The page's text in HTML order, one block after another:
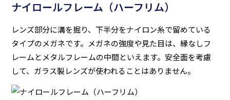
ナイロールフレーム（ハーフリム）
レンズ部分に溝を掘り、下半分をナイロン糸で留めている
タイプのメガネです。メガネの強度や見た目は、縁なしフ
レームとメタルフレームの中間といえます。安全面を考慮
して、ガラス製レンズが使われることはありません。